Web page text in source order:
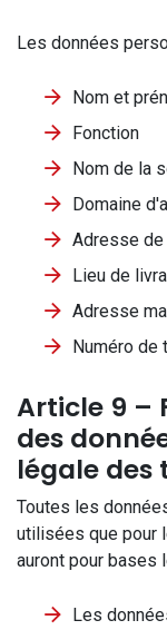
Les données
Nom et
Fonction
Nom de la
Domaine
Adresse
Lieu de
Adresse
Numéro de
Article 9 –
des
légale
Toutes les
utilisées que pour
auront pour
Les